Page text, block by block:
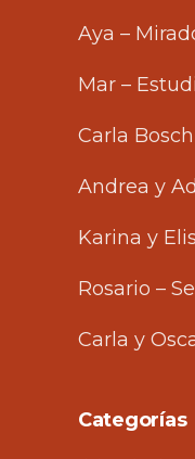
Aya –
Mar –
Carla
Andrea y
Karina y
Rosario –
Carla y
Categorías